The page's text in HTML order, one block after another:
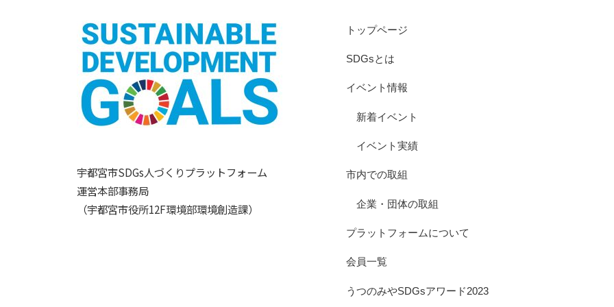
宇都宮市SDGs人づくりプラットフォーム
運営本部事務局
（宇都宮市役所12F環境部環境創造課）
トップページ
SDGsとは
イベント情報
新着イベント
イベント実績
市内での取組
企業・団体の取組
プラットフォームについて
会員一覧
うつのみやSDGsアワード2023